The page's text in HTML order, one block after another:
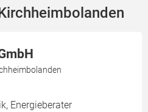
Energieberater